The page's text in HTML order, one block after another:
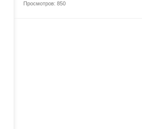
Просмотров: 850